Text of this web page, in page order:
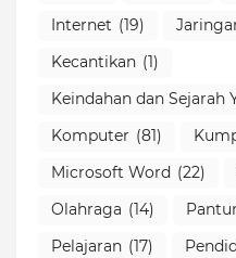
Internet (19)
Kecantikan (1)
Keindahan dan Sejarah
Komputer (81)
Microsoft Word (22)
Olahraga (14)
Pelajaran (17)